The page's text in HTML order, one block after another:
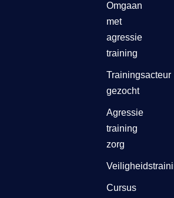
Omgaan
met
agressie
training
Trainingsacteur
gezocht
Agressie
training
zorg
Cursus